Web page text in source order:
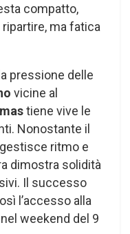
compatto,
ma fatica
pressione delle
vicine al
tiene vive le
Nonostante il
ritmo e
dimostra solidità
Il successo
l’accesso alla
nel weekend del 9